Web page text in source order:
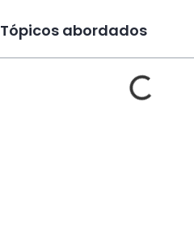
Tópicos abordados​